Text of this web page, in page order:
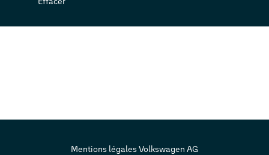
Mentions légales Volkswagen AG